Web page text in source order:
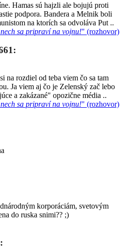
Hamas sú hajzli ale bojujú proti
podpora. Bandera a Melnik boli
na ktorích sa odvoláva Put ..
sa pripraví na vojnu!" (rozhovor)
na rozdiel od teba viem čo sa tam
Ja viem aj čo je Zelenský zač lebo
a zakázané" opozične média ..
sa pripraví na vojnu!" (rozhovor)
korporáciám, svetovým
do ruska snimi?? ;)